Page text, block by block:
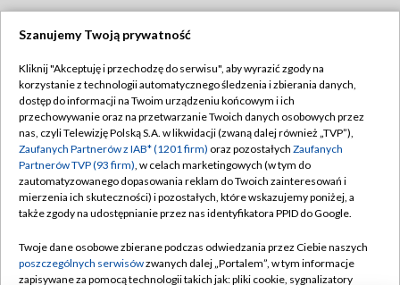
TVP
Abonament TVP
Emisja w TVP
Centrum informacji TVP
Naziemna Telewizja Cyfrowa
Rada Programowa
Regulamin TVP
Polityka prywatności
Moje zgody
Pomoc
Kontakt
Szanujemy Twoją prywatność
Kliknij "Akceptuję i przechodzę do serwisu", aby wyrazić zgody na
korzystanie z technologii automatycznego śledzenia i zbierania danych,
dostęp do informacji na Twoim urządzeniu końcowym i ich
przechowywanie oraz na przetwarzanie Twoich danych osobowych przez
nas, czyli Telewizję Polską S.A. w likwidacji (zwaną dalej również „TVP”),
Zaufanych Partnerów z IAB* (1201 firm) oraz pozostałych Zaufanych
Partnerów TVP (93 firm), w celach marketingowych (w tym do
zautomatyzowanego dopasowania reklam do Twoich zainteresowań i
mierzenia ich skuteczności) i pozostałych, które wskazujemy poniżej, a
także zgody na udostępnianie przez nas identyfikatora PPID do Google.
Twoje dane osobowe zbierane podczas odwiedzania przez Ciebie naszych
poszczególnych serwisówzwanych dalej „Portalem”, w tym informacje
zapisywane za pomocą technologii takich jak: pliki cookie, sygnalizatory